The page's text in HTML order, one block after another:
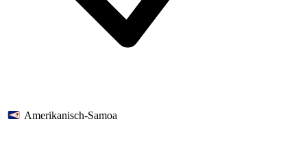
Amerikanisch-Samoa